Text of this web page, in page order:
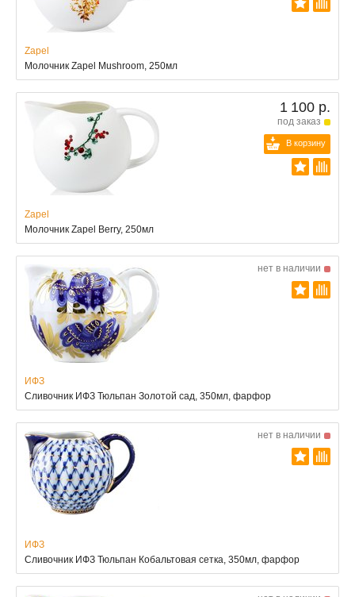
Zapel
Молочник Zapel Mushroom, 250мл
1 100 р.
под заказ
В корзину
Zapel
Молочник Zapel Berry, 250мл
нет в наличии
ИФЗ
Сливочник ИФЗ Тюльпан Золотой сад, 350мл, фарфор
нет в наличии
ИФЗ
Сливочник ИФЗ Тюльпан Кобальтовая сетка, 350мл, фарфор